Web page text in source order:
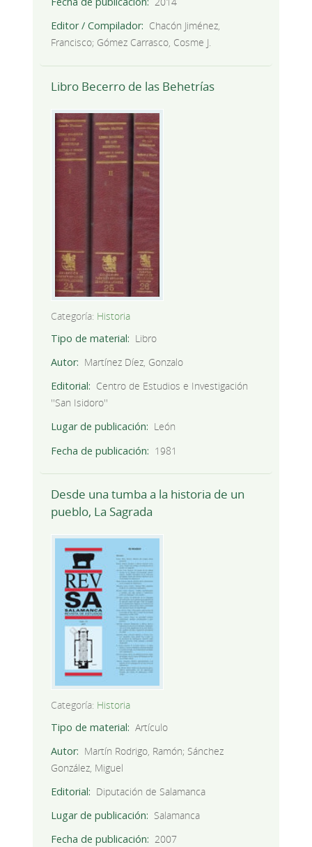
Editor / Compilador
Chacón Jiménez,
Francisco; Gómez Carrasco, Cosme J.
Libro Becerro de las Behetrías
Categoría: Historia
Tipo de material
Libro
Autor
Martínez Díez, Gonzalo
Editorial
Centro de Estudios e Investigación
''San Isidoro''
Lugar de publicación
León
Fecha de publicación
1981
Desde una tumba a la historia de un
pueblo, La Sagrada
Categoría: Historia
Tipo de material
Artículo
Autor
Martín Rodrigo, Ramón; Sánchez
González, Miguel
Editorial
Diputación de Salamanca
Lugar de publicación
Salamanca
Fecha de publicación
2007